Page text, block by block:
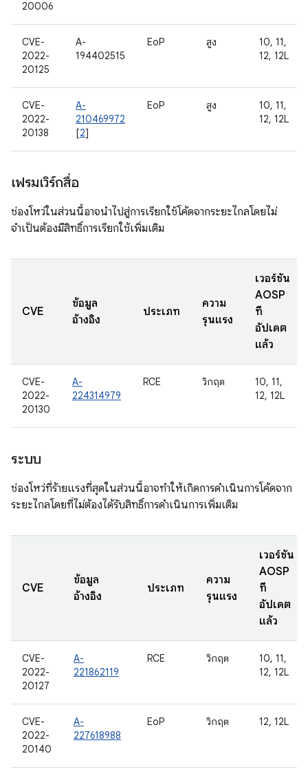
20006
CVE-
2022-
20125
A-
194402515
EoP สูง
10, 11,
12, 12L
CVE-
2022-
20138
A-
210469972
[2]
EoP สูง
10, 11,
12, 12L
เฟรมเวิร์กสื่อ
ช่องโหว่ในส่วนนี้อาจนำไปสู่การเรียกใช้โค้ดจากระยะไกลโดยไม่
จำเป็นต้องมีสิทธิ์การเรียกใช้เพิ่มเติม
CVE
ข้อมูล
อ้างอิง
ประเภท
ความ
รุนแรง
เวอร์ชัน
AOSP
ที่
อัปเดต
แล้ว
CVE-
2022-
20130
A-
224314979
RCE วิกฤต
10, 11,
12, 12L
ระบบ
ช่องโหว่ที่ร้ายแรงที่สุดในส่วนนี้อาจทําให้เกิดการดําเนินการโค้ดจาก
ระยะไกลโดยที่ไม่ต้องได้รับสิทธิ์การดําเนินการเพิ่มเติม
CVE
ข้อมูล
อ้างอิง
ประเภท
ความ
รุนแรง
เวอร์ชัน
AOSP
ที่
อัปเดต
แล้ว
CVE-
2022-
20127
A-
221862119
RCE วิกฤต
10, 11,
12, 12L
CVE-
2022-
20140
A-
227618988
EoP วิกฤต 12, 12L